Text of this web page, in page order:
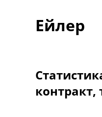
Турніри
Ще
Ейлер
контракт,